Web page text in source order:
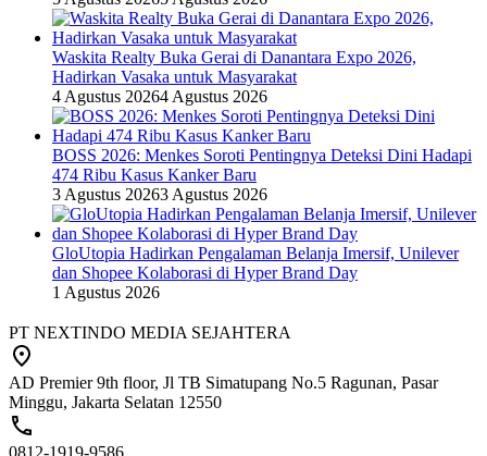
Waskita Realty Buka Gerai di Danantara Expo 2026,
Hadirkan Vasaka untuk Masyarakat
4 Agustus 20264 Agustus 2026
BOSS 2026: Menkes Soroti Pentingnya Deteksi Dini Hadapi
474 Ribu Kasus Kanker Baru
3 Agustus 20263 Agustus 2026
GloUtopia Hadirkan Pengalaman Belanja Imersif, Unilever
dan Shopee Kolaborasi di Hyper Brand Day
1 Agustus 2026
PT NEXTINDO MEDIA SEJAHTERA
AD Premier 9th floor, Jl TB Simatupang No.5 Ragunan, Pasar
Minggu, Jakarta Selatan 12550
0812-1919-9586